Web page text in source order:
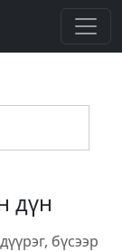
дүн
бүсээр